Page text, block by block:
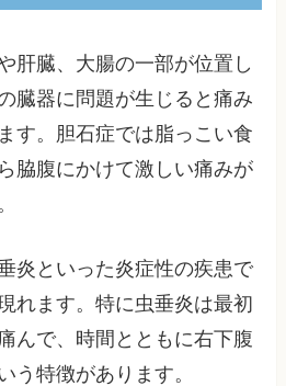
肝臓、大腸の一部が位置し
臓器に問題が生じると痛み
す。胆石症では脂っこい食
脇腹にかけて激しい痛みが
炎といった炎症性の疾患で
れます。特に虫垂炎は最初
んで、時間とともに右下腹
う特徴があります。